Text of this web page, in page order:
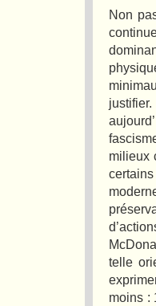
Non
milieux
telle
moins :